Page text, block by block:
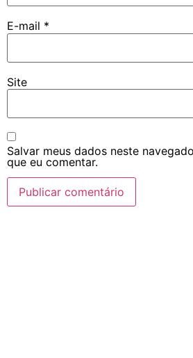
E-mail *
Site
Salvar meus dados neste
que eu comentar.